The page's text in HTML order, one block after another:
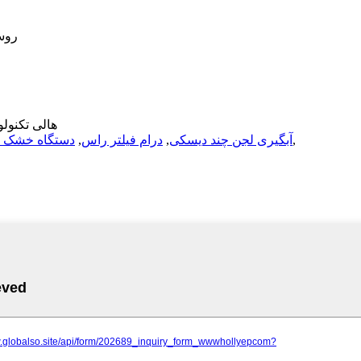
© ۲۰۲۵
آبگیری لجن چند دیسکی, درام فیلتر راس, دستگاه خشک ,